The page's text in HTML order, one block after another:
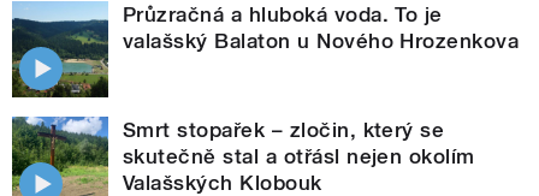
Průzračná a hluboká voda. To je
valašský Balaton u Nového Hrozenkova
Smrt stopařek – zločin, který se
skutečně stal a otřásl nejen okolím
Valašských Klobouk